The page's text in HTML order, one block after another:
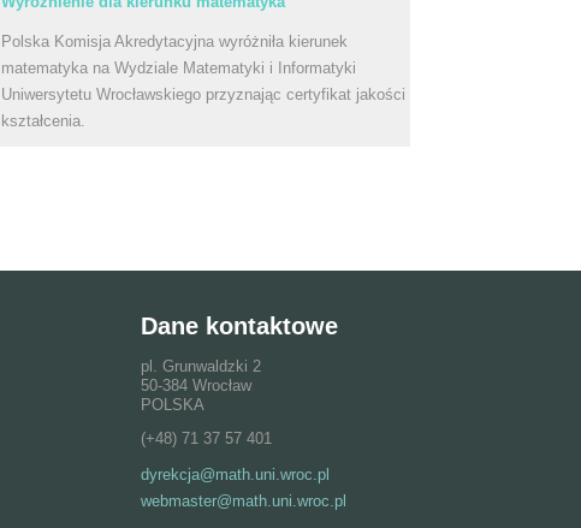
Polska Komisja Akredytacyjna wyróżniła kierunek
matematyka na Wydziale Matematyki i Informatyki
Uniwersytetu Wrocławskiego przyznając certyfikat jakości
kształcenia.
Dane kontaktowe
pl. Grunwaldzki 2
50-384 Wrocław
POLSKA
(+48) 71 37 57 401
dyrekcja@math.uni.wroc.pl
webmaster@math.uni.wroc.pl